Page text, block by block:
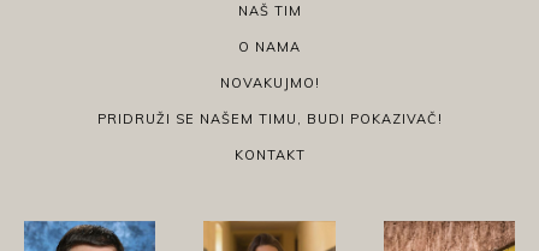
NAŠ TIM
O NAMA
NOVAKUJMO!
PRIDRUŽI SE NAŠEM TIMU, BUDI POKAZIVAČ!
KONTAKT